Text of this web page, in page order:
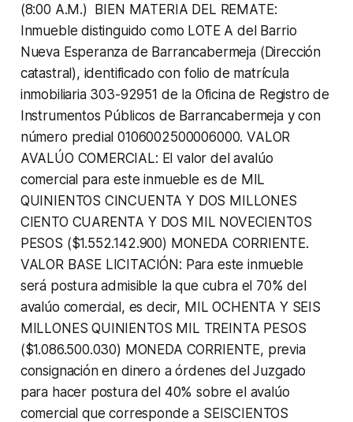
(8:00 A.M.) BIEN MATERIA DEL REMATE:
Inmueble distinguido como LOTE A del Barrio
Nueva Esperanza de Barrancabermeja (Dirección
catastral), identificado con folio de matrícula
inmobiliaria 303-92951 de la Oficina de Registro de
Instrumentos Públicos de Barrancabermeja y con
número predial 0106002500006000. VALOR
AVALÚO COMERCIAL: El valor del avalúo
comercial para este inmueble es de MIL
QUINIENTOS CINCUENTA Y DOS MILLONES
CIENTO CUARENTA Y DOS MIL NOVECIENTOS
PESOS ($1.552.142.900) MONEDA CORRIENTE.
VALOR BASE LICITACIÓN: Para este inmueble
será postura admisible la que cubra el 70% del
avalúo comercial, es decir, MIL OCHENTA Y SEIS
MILLONES QUINIENTOS MIL TREINTA PESOS
($1.086.500.030) MONEDA CORRIENTE, previa
consignación en dinero a órdenes del Juzgado
para hacer postura del 40% sobre el avalúo
comercial que corresponde a SEISCIENTOS